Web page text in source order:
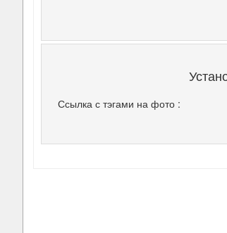
Ссылка с тэгами на фото :